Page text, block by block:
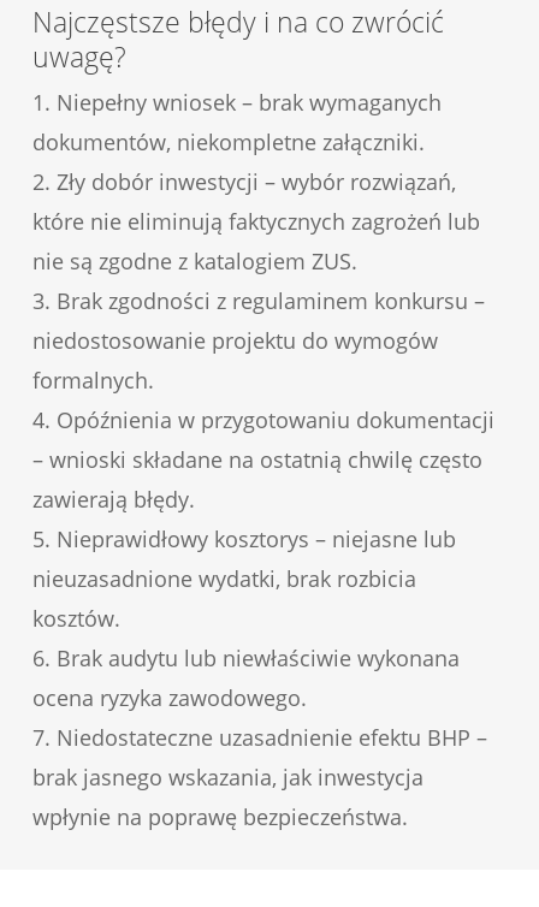
Najczęstsze błędy i na co zwrócić
uwagę?
1. Niepełny wniosek – brak wymaganych
dokumentów, niekompletne załączniki.
2. Zły dobór inwestycji – wybór rozwiązań,
które nie eliminują faktycznych zagrożeń lub
nie są zgodne z katalogiem ZUS.
3. Brak zgodności z regulaminem konkursu –
niedostosowanie projektu do wymogów
formalnych.
4. Opóźnienia w przygotowaniu dokumentacji
– wnioski składane na ostatnią chwilę często
zawierają błędy.
5. Nieprawidłowy kosztorys – niejasne lub
nieuzasadnione wydatki, brak rozbicia
kosztów.
6. Brak audytu lub niewłaściwie wykonana
ocena ryzyka zawodowego.
7. Niedostateczne uzasadnienie efektu BHP –
brak jasnego wskazania, jak inwestycja
wpłynie na poprawę bezpieczeństwa.